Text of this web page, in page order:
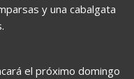
y una cabalgata
el próximo domingo